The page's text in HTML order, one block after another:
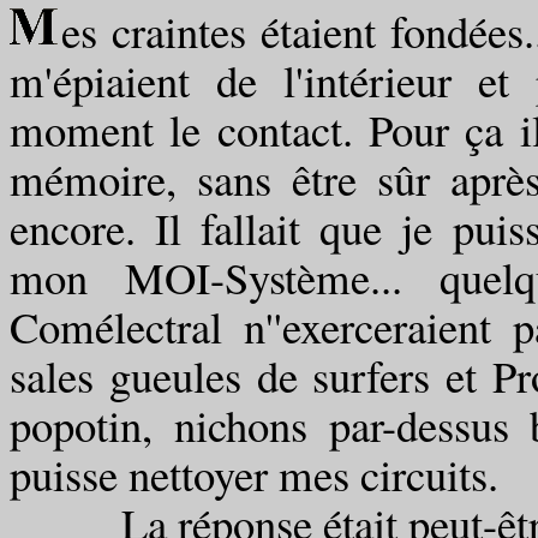
es craintes étaient
m'épiaient de l'intérieur
moment le contact. Pour
mémoire, sans être sûr
encore. Il fallait que je
mon MOI-Système...
Comélectral n''exerceraient
sales gueules de surfers et
popotin, nichons par-
puisse nettoyer mes circuits.
La réponse était peut-